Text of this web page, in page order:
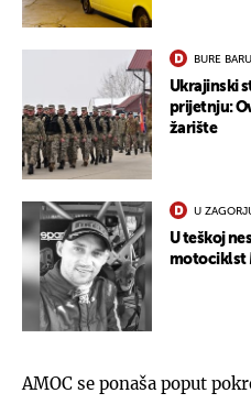
BURE
Ukrajinski
prijetnju:
žarište
U
U teškoj
motociklst
AMOC se ponaša poput